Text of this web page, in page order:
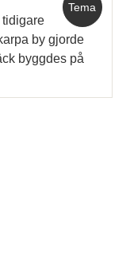
Tema
tidigare
by gjorde
byggdes på